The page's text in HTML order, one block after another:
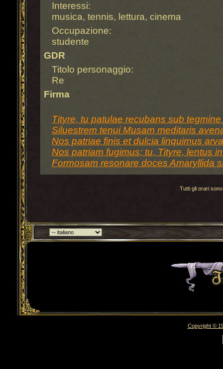
Interessi:
musica, tennis, lettura, cinema
Occupazione:
studente
GDR
Titolo personaggio:
Re
Firma
Tityre, tu patulae recubans sub
Siluestrem tenui Musam meditaris
Nos patriae finis et dulcia linquimus
Nos patriam fugimus; tu, Tityre, lentus
Formosam resonare doces Amaryllida
Tutti gli orari
Torna indietro
Copyright ©